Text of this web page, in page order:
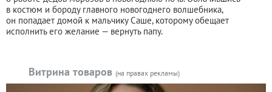
в костюм и бороду главного новогоднего волшебника,
он попадает домой к мальчику Саше, которому обещает
исполнить его желание — вернуть папу.
Витрина товаров (на правах рекламы)